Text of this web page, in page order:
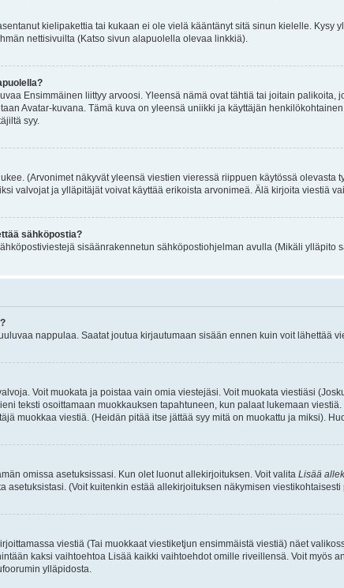
kielipakettia tai kukaan ei ole vielä kääntänyt sitä sinun kielelle.
nettisivuilta (Katso sivun alapuolella olevaa linkkiä).
Ensimmäinen liittyy arvoosi. Yleensä nämä ovat tähtiä tai joitain
Avatar-kuvana. Tämä kuva on yleensä uniikki ja käyttäjän
syy.
(Arvonimet näkyvät yleensä viestien vieressä riippuen käytössä
valvojat ja ylläpitäjät voivat käyttää erikoista arvonimeä. Älä kirjoita viestiä
sähköpostia?
sisäänrakennetun sähköpostiohjelman avulla (Mikäli ylläpito
nappulaa. Saatat joutua kirjautumaan sisään ennen kuin voit lähettää
Voit muokata ja poistaa vain omia viestejäsi. Voit muokata viestiäsi
teksti osoittamaan muokkauksen tapahtuneen, kun palaat lukemaan
muokkaa viestiä. (Heidän pitää itse jättää syy mitä on muokattu ja miksi).
omissa asetuksissasi. Kun olet luonut allekirjoituksen. Voit valita Lisää
asetuksistasi. (Voit kuitenkin estää allekirjoituksen näkymisen
viestiä (Tai muokkaat viestiketjun ensimmäistä viestiä) näet
kaksi vaihtoehtoa Lisää kaikki vaihtoehdot omille riveillensä. Voit myös
ylläpidosta.